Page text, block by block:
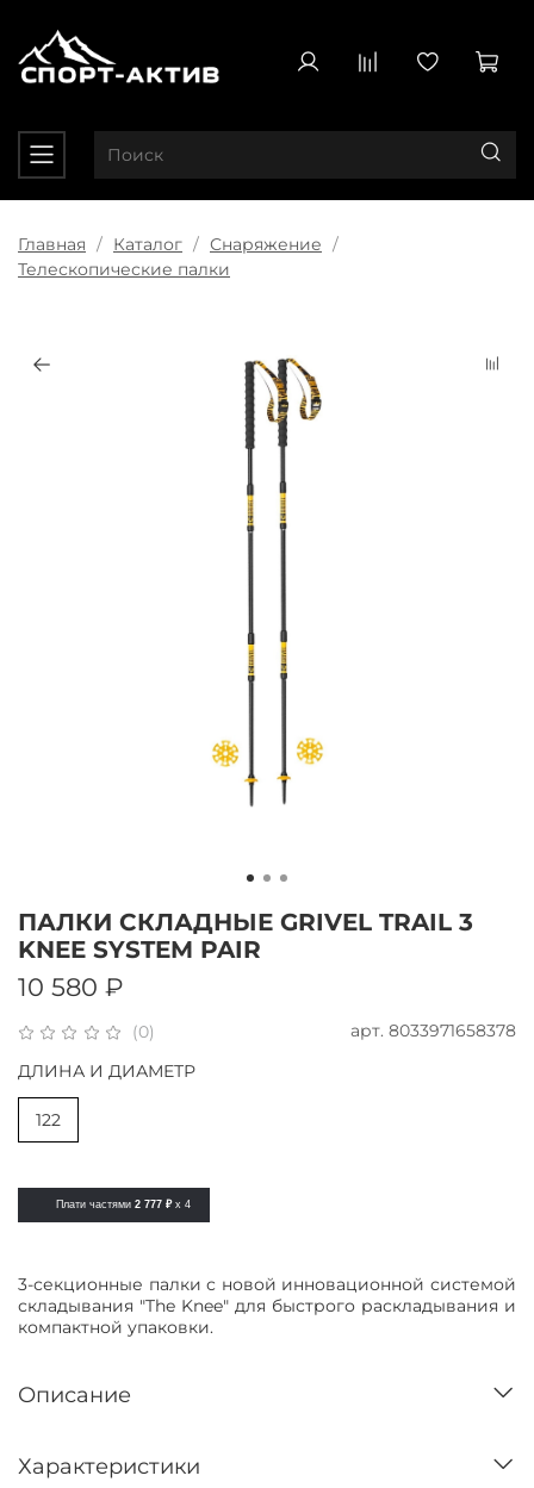
Главная Каталог
Снаряжение
Телескопические палки
(0) арт. 8033971658378
ПАЛКИ СКЛАДНЫЕ GRIVEL TRAIL 3
KNEE SYSTEM PAIR
10 580 ₽
Плати частями 2 777 ₽ x 4
ДЛИНА И ДИАМЕТР
122
3-секционные палки с новой инновационной системой
складывания "The Knee" для быстрого раскладывания и
компактной упаковки.
Описание
Характеристики